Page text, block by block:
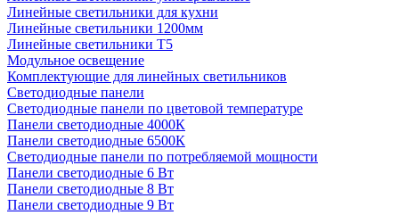
Линейные светильники для кухни
Линейные светильники 1200мм
Линейные светильники Т5
Модульное освещение
Комплектующие для линейных светильников
Светодиодные панели
Светодиодные панели по цветовой температуре
Панели светодиодные 4000К
Панели светодиодные 6500К
Светодиодные панели по потребляемой мощности
Панели светодиодные 6 Вт
Панели светодиодные 8 Вт
Панели светодиодные 9 Вт